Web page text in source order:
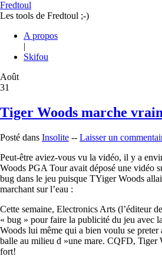
Fredtoul
Les tools de Fredtoul ;-)
A propos
|
Skifou
Août
31
Tiger Woods marche
Posté dans Insolite -- Laisser un
Peut-être aviez-vous vu la vidéo, il y a
Woods PGA Tour avait déposé une vidéo
bug dans le jeu puisque TYiger Woods
marchant sur l’eau :
Cette semaine, Electronics Arts (l’éditeur
« bug » pour faire la publicité du jeu avec
Woods lui même qui a bien voulu se preter
balle au milieu d »une mare. CQFD, Tiger
fort!